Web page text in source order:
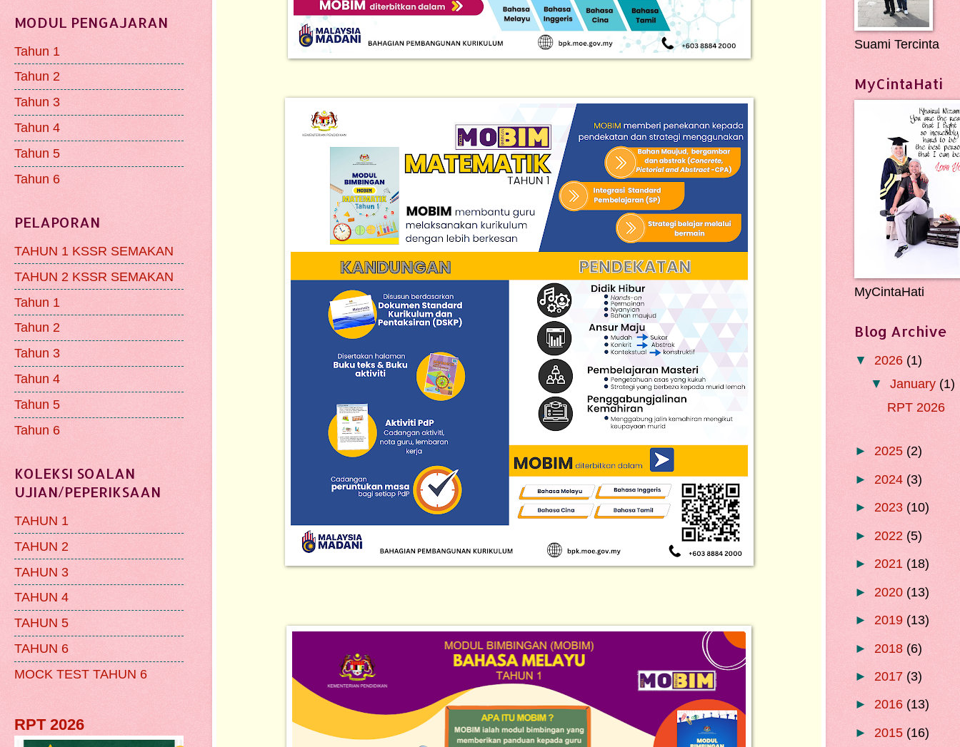
MODUL PENGAJARAN
Tahun 1
Tahun 2
Tahun 3
Tahun 4
Tahun 5
Tahun 6
PELAPORAN
TAHUN 1 KSSR SEMAKAN
TAHUN 2 KSSR SEMAKAN
Tahun 1
Tahun 2
Tahun 3
Tahun 4
Tahun 5
Tahun 6
KOLEKSI SOALAN
UJIAN/PEPERIKSAAN
TAHUN 1
TAHUN 2
TAHUN 3
TAHUN 4
TAHUN 5
TAHUN 6
MOCK TEST TAHUN 6
RPT 2026
Suami Tercinta
MyCintaHati
MyCintaHati
Blog Archive
▼ 2026 (1)
▼January (1)
RPT 2026
► 2025 (2)
► 2024 (3)
► 2023 (10)
► 2022 (5)
► 2021 (18)
► 2020 (13)
► 2019 (13)
► 2018 (6)
► 2017 (3)
► 2016 (13)
► 2015 (16)